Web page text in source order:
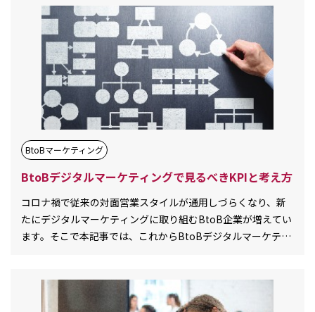
BtoBマーケティング
BtoBデジタルマーケティングで見るべきKPIと考え方
コロナ禍で従来の対面営業スタイルが通用しづらくなり、新
たにデジタルマーケティングに取り組むBtoB企業が増えてい
ます。そこで本記事では、これからBtoBデジタルマーケティ